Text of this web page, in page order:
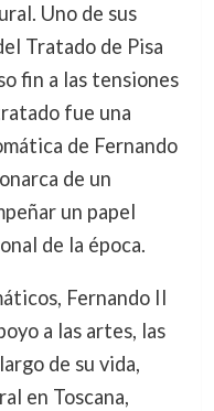
Uno de sus
Tratado de Pisa
fin a las tensiones
fue una
de Fernando
de un
un papel
de la época.
Fernando II
a las artes, las
de su vida,
en Toscana,